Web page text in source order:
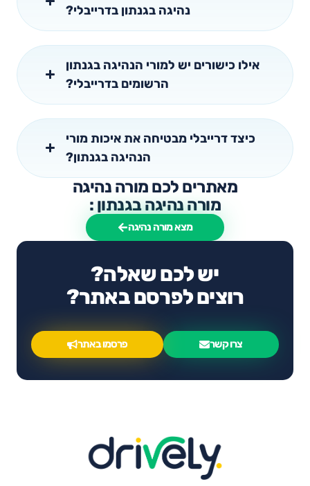
נהיגה בגנתון בדרייבלי?
אילו כישורים יש למורי הנהיגה בגנתון
הרשומים בדרייבלי?
כיצד דרייבלי מבטיחה את איכות מורי
הנהיגה בגנתון?
מאתרים לכם מורה נהיגה
מורה נהיגה בגנתון :
מצא מורה נהיגה
יש לכם שאלה?
רוצים לפרסם באתר?
צרו קשר פרסמו באתר